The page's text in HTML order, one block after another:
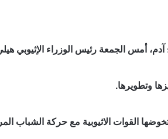
الجمعة رئيس الوزراء الإثيوبي هيلي
وتطويرها.
القوات الاثيوبية مع حركة الشباب